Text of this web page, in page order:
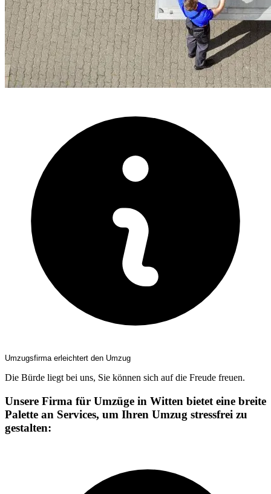
Umzugsfirma erleichtert den Umzug
Die Bürde liegt bei uns, Sie können sich auf die Freude freuen.
Unsere Firma für Umzüge in Witten bietet eine breite
Palette an Services, um Ihren Umzug stressfrei zu
gestalten: